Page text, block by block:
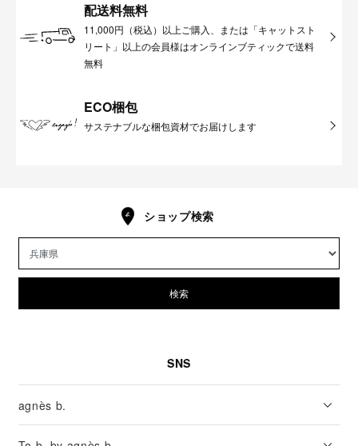
配送料無料
11,000円（税込）以上ご購入、または「キャットスト
リート」以上の会員様はオンラインブティックで送料
無料
ECO梱包
サステナブルな梱包資材でお届けします
ショップ検索
検索
SNS
agnès b.